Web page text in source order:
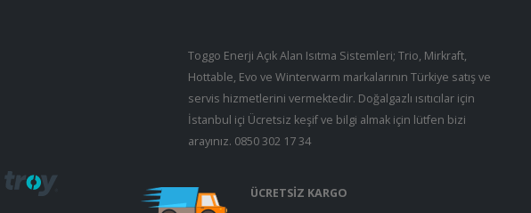
Toggo Enerji Açık Alan Isıtma Sistemleri; Trio, Mirkraft,
Hottable, Evo ve Winterwarm markalarının Türkiye satış ve
servis hizmetlerini vermektedir. Doğalgazlı ısıtıcılar için
İstanbul içi Ücretsiz keşif ve bilgi almak için lütfen bizi
arayınız. 0850 302 17 34
ÜCRETSİZ KARGO